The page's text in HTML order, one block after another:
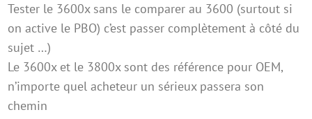
Tester le 3600x sans le comparer au 3600 (surtout si
on active le PBO) c’est passer complètement à côté du
sujet …)
Le 3600x et le 3800x sont des référence pour OEM,
n’importe quel acheteur un sérieux passera son
chemin